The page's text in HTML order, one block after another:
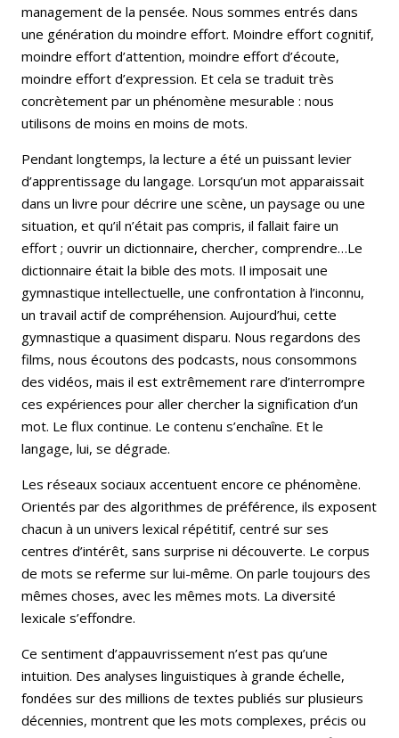
management de la pensée. Nous sommes entrés dans
une génération du moindre effort. Moindre effort cognitif,
moindre effort d’attention, moindre effort d’écoute,
moindre effort d’expression. Et cela se traduit très
concrètement par un phénomène mesurable : nous
utilisons de moins en moins de mots.
Pendant longtemps, la lecture a été un puissant levier
d’apprentissage du langage. Lorsqu’un mot apparaissait
dans un livre pour décrire une scène, un paysage ou une
situation, et qu’il n’était pas compris, il fallait faire un
effort ; ouvrir un dictionnaire, chercher, comprendre…Le
dictionnaire était la bible des mots. Il imposait une
gymnastique intellectuelle, une confrontation à l’inconnu,
un travail actif de compréhension. Aujourd’hui, cette
gymnastique a quasiment disparu. Nous regardons des
films, nous écoutons des podcasts, nous consommons
des vidéos, mais il est extrêmement rare d’interrompre
ces expériences pour aller chercher la signification d’un
mot. Le flux continue. Le contenu s’enchaîne. Et le
langage, lui, se dégrade.
Les réseaux sociaux accentuent encore ce phénomène.
Orientés par des algorithmes de préférence, ils exposent
chacun à un univers lexical répétitif, centré sur ses
centres d’intérêt, sans surprise ni découverte. Le corpus
de mots se referme sur lui-même. On parle toujours des
mêmes choses, avec les mêmes mots. La diversité
lexicale s’effondre.
Ce sentiment d’appauvrissement n’est pas qu’une
intuition. Des analyses linguistiques à grande échelle,
fondées sur des millions de textes publiés sur plusieurs
décennies, montrent que les mots complexes, précis ou